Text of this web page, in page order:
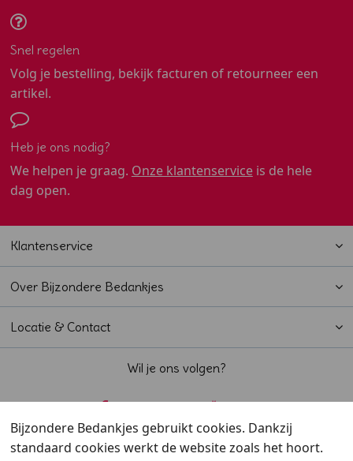
Snel regelen
Volg je bestelling, bekijk facturen of retourneer een
artikel.
Heb je ons nodig?
We helpen je graag. Onze klantenserviceis de hele
dag open.
Klantenservice
Over Bijzondere Bedankjes
Locatie & Contact
Wil je ons volgen?
Bijzondere Bedankjes gebruikt cookies. Dankzij
standaard cookies werkt de website zoals het hoort.